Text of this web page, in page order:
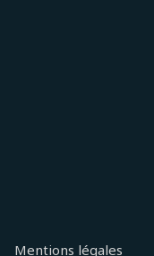
Mentions légales